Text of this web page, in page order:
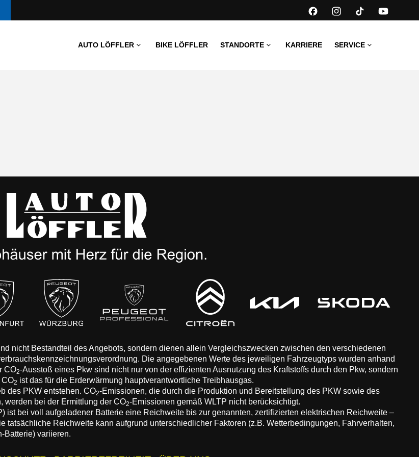
AUTO LÖFFLER BIKE LÖFFLER STANDORTE KARRIERE SERVICE
nicht Bestandteil des Angebots, sondern dienen allein Vergleichszwecken zwischen den verschiedenen
Die angegebenen Werte des jeweiligen Fahrzeugtyps wurden anhand
CO2-Ausstoß eines Pkw sind nicht nur von der effizienten Ausnutzung des Kraftstoffs durch den Pkw, sondern
CO2 ist das für die Erderwärmung hauptverantwortliche Treibhausgas.
des PKW entstehen. CO2-Emissionen, die durch die Produktion und Bereitstellung des PKW sowie des
werden bei der Ermittlung der CO2-Emissionen gemäß WLTP nicht berücksichtigt.
ist bei voll aufgeladener Batterie eine Reichweite bis zur genannten, zertifizierten elektrischen Reichweite –
tatsächliche Reichweite kann aufgrund unterschiedlicher Faktoren (z.B. Wetterbedingungen, Fahrverhalten,
Batterie) variieren.